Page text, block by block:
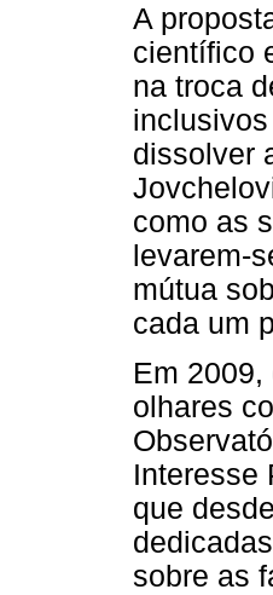
A
científico
na troca
dissolver
como as
levarem-
mútua
cada um
Em
olhares
Interesse
que
sobre as